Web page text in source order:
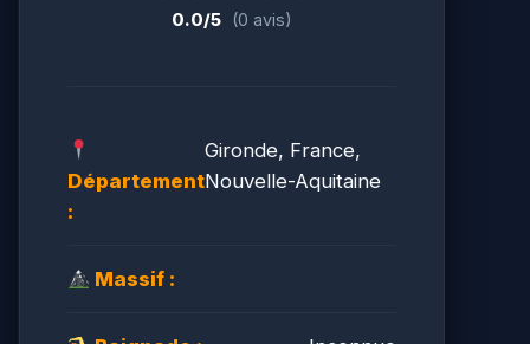
0.0/5 (0 avis)
Département
:
Gironde, France,
Nouvelle-Aquitaine
Massif :